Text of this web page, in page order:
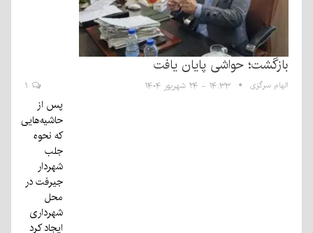
بازگشت؛ حواشی پایان یافت
الهام سرگزی ۱۴:۳۳ - ۲۴ شهریور ۱۴۰۴
پس از
حاشیه‌هایی
که نحوه
جلب
شهردار
جیرفت در
محل
شهرداری
ایجاد کرد